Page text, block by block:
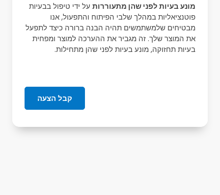
מונע בעיות לפני שהן מתעוררותעל ידי טיפול בבעיות
פוטנציאליות במהלך שלבי הפיתוח והתפעול, אנו
מבטיחים שלמשתמשים תהיה הבנה ברורה כיצד לתפעל
את המוצר שלך. זה מגביר את ההערכה למוצר ומפחית
בעיות תחזוקה, מונע בעיות לפני שהן מתחילות.
קבל הצעה